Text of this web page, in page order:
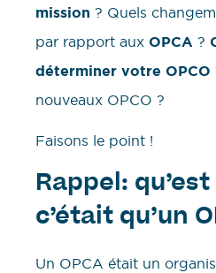
mission ? Quels
par rapport aux OPCA ?
déterminer votre OPCO
nouveaux OPCO ?
Faisons le point !
Rappel:
c’était qu’un
Un OPCA était un